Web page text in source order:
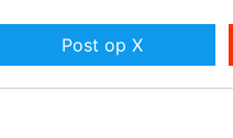
Post op X